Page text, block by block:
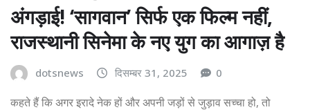
अंगड़ाई! ‘सागवान’ सिर्फ एक फिल्म नहीं,
राजस्थानी सिनेमा के नए युग का आगाज़ है
dotsnews दिसम्बर 31, 2025 0
कहते हैं कि अगर इरादे नेक हों और अपनी जड़ों से जुड़ाव सच्चा हो, तो